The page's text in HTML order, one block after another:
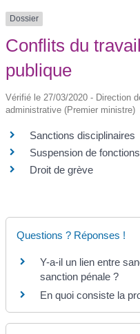
Dossier
Conflits du
publique
Vérifié le 27/03/2020 - Direction
administrative (Premier ministre)
Sanctions disciplinaires
Suspension de fonctions
Droit de grève
Questions ? Réponses !
Y-a-il un lien entre
sanction pénale ?
En quoi consiste la